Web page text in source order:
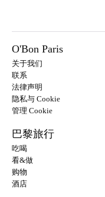
O'Bon Paris
关于我们
联系
法律声明
隐私与 Cookie
管理 Cookie
巴黎旅行
吃喝
看&做
购物
酒店